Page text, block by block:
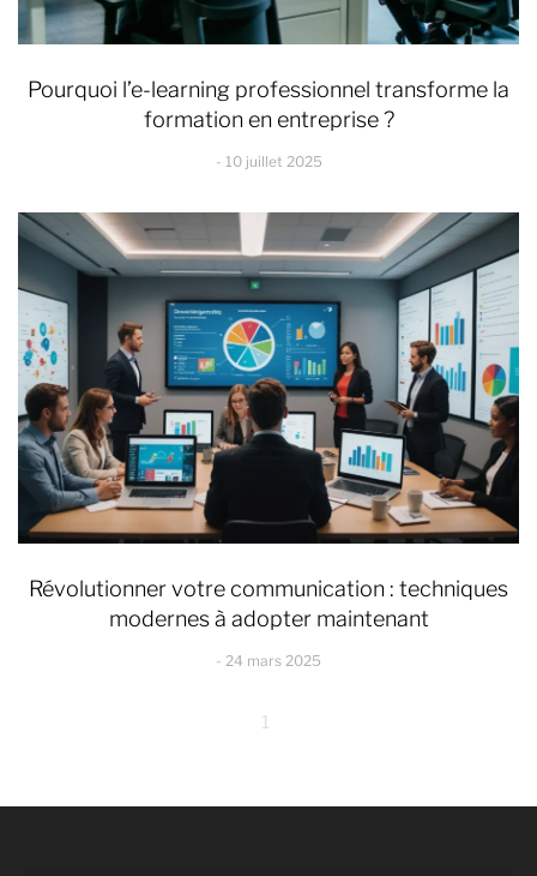
Pourquoi l’e-learning professionnel transforme la
formation en entreprise ?
10 juillet 2025
Révolutionner votre communication : techniques
modernes à adopter maintenant
24 mars 2025
1